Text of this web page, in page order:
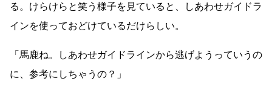
る。けらけらと笑う様子を見ていると、しあわせガイドラ
インを使っておどけているだけらしい。
「馬鹿ね。しあわせガイドラインから逃げようっていうの
に、参考にしちゃうの？」